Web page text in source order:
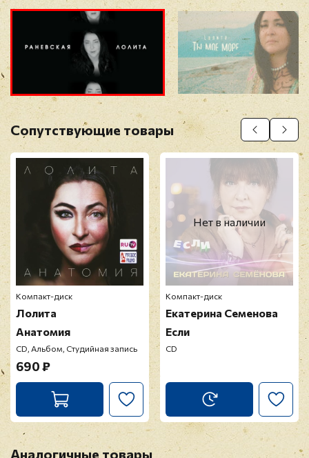
Прикрепить фото
Оставить отзыв
Перед публикацией отзывы проходят
модерацию
Сопутствующие товары
Компакт-диск
Лолита
Анатомия
CD, Альбом, Студийная запись
690 ₽
Нет в наличии
Компакт-диск
Екатерина Семенова
Если
CD
Аналогичные товары